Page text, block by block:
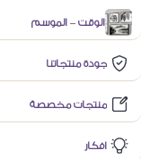
الوقت – الموسم
جودة منتجاتنا
منتجات مخصصة
افكار